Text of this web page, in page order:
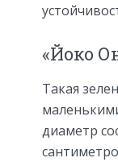
«Йоко
Такая
диаметр